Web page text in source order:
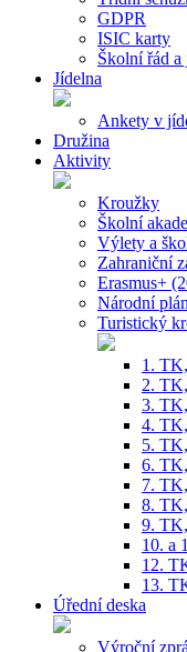
GDPR
ISIC karty
Školní řád a
Jídelna
Ankety v
Družina
Aktivity
Kroužky
Školní
Výlety a
Zahraniční
Erasmus+
Národní
Turistický
1.
2.
3.
4.
5.
6.
7.
8.
9.
10. a
12.
13.
Úřední deska
Výroční